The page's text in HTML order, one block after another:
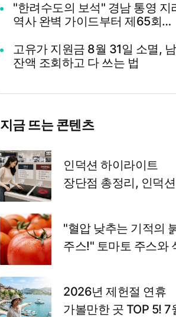
"한려수도의 보석" 경남 통영 지
역사 완벽 가이드부터 제65회
고유가 지원금 8월 31일 소멸,
잔액 조회하고 다 쓰는 법
지금 뜨는 콘텐츠
인덕션 하이라이트
장단점 총정리, 인덕션
"혈압 낮추는 기적의
주스!" 토마토 주스와
2026년 제헌절 연휴
가볼만한 곳 TOP 5! 7